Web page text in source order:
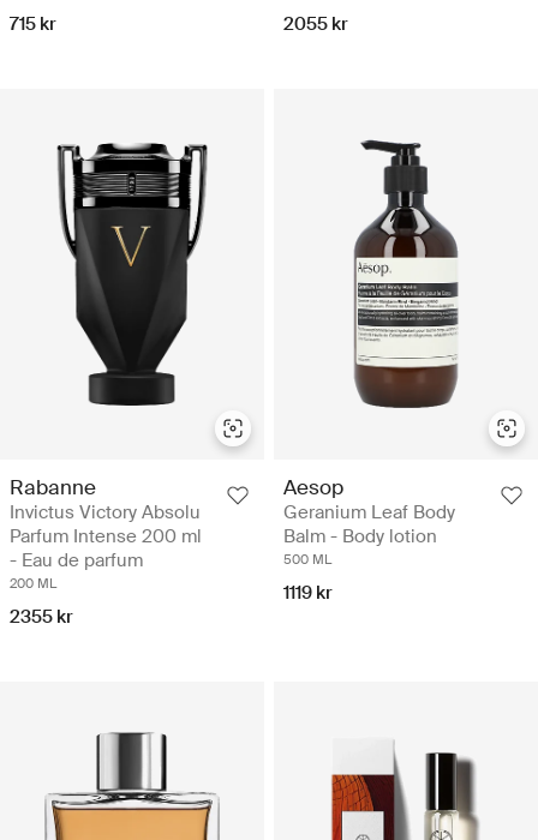
715 kr 2055 kr
Rabanne
Invictus Victory Absolu
Parfum Intense 200 ml
- Eau de parfum
200 ML
2355 kr
Aesop
Geranium Leaf Body
Balm - Body lotion
500 ML
1119 kr